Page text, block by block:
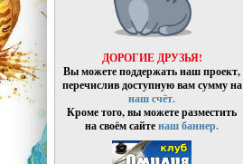
ДОРОГИЕ ДРУЗЬЯ!
Вы можете поддержать наш проект,
перечислив доступную вам сумму на
наш счёт.
Кроме того, вы можете разместить
на своём сайтенаш баннер.